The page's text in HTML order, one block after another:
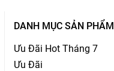
DANH MỤC SẢN PHẨM
Ưu Đãi Hot Tháng 7
Ưu Đãi